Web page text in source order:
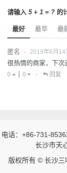
请输入 5 + 1 = ? 的
最好 最早 最
匿名 • 2019年6月14
很热情的商家，下次
0 0 • 回复
电话：+86-731-
长沙市天
版权所有 © 长沙